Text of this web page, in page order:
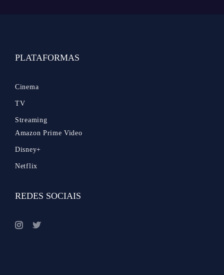
PLATAFORMAS
Cinema
TV
Streaming
Amazon Prime Video
Disney+
Netflix
REDES SOCIAIS